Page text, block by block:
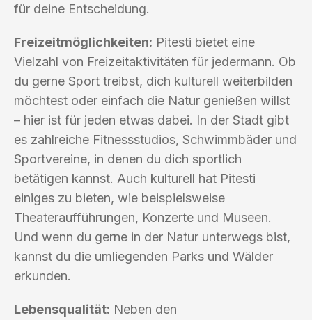
für deine Entscheidung.
Freizeitmöglichkeiten: Pitesti bietet eine
Vielzahl von Freizeitaktivitäten für jedermann. Ob
du gerne Sport treibst, dich kulturell weiterbilden
möchtest oder einfach die Natur genießen willst
– hier ist für jeden etwas dabei. In der Stadt gibt
es zahlreiche Fitnessstudios, Schwimmbäder und
Sportvereine, in denen du dich sportlich
betätigen kannst. Auch kulturell hat Pitesti
einiges zu bieten, wie beispielsweise
Theateraufführungen, Konzerte und Museen.
Und wenn du gerne in der Natur unterwegs bist,
kannst du die umliegenden Parks und Wälder
erkunden.
Lebensqualität: Neben den